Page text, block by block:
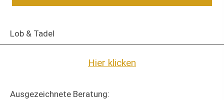
Lob & Tadel
Hier klicken
Ausgezeichnete Beratung: